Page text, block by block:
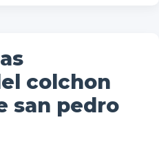
colchon
san pedro